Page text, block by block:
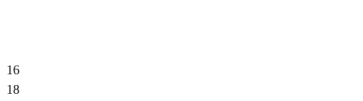
16
18